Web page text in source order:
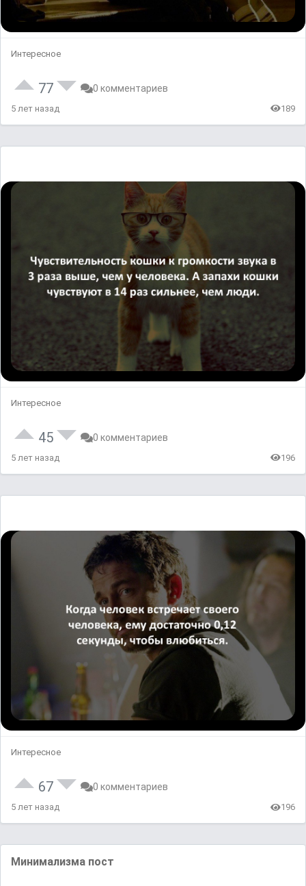
Интересное
77 0 комментариев
5 лет назад 189
Интересное
45 0 комментариев
5 лет назад 196
Интересное
67 0 комментариев
5 лет назад 196
Минимализма пост